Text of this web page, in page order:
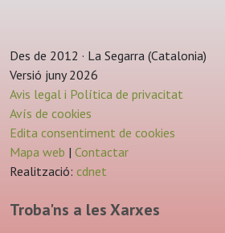
Des de 2012 · La Segarra (Catalonia)
Versió juny 2026
Avis legal i Política de privacitat
Avís de cookies
Edita consentiment de cookies
Mapa web | Contactar
Realització: cdnet
Troba'ns a les Xarxes